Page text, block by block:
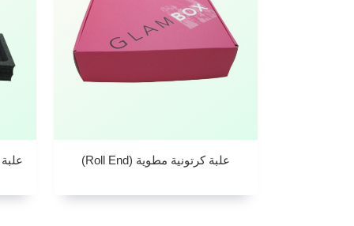
علبة كرتونية مطوية (Roll End)